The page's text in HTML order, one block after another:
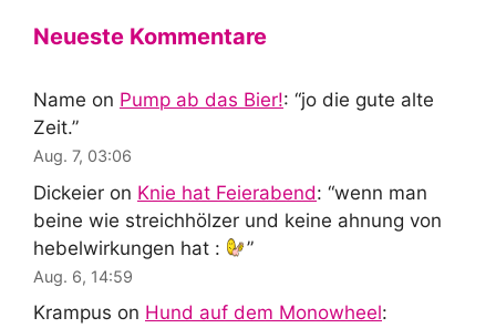
Neueste Kommentare
Name on Pump ab das Bier!: “jo die gute alte
Zeit.”
Aug. 7, 03:06
Dickeier on Knie hat Feierabend: “wenn man
beine wie streichhölzer und keine ahnung von
hebelwirkungen hat :
”
Aug. 6, 14:59
Krampus on Hund auf dem Monowheel: